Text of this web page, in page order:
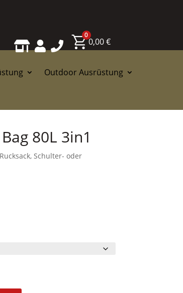
  
0
0,00€
Outdoor Ausrüstung
80L 3in1
Schulter- oder